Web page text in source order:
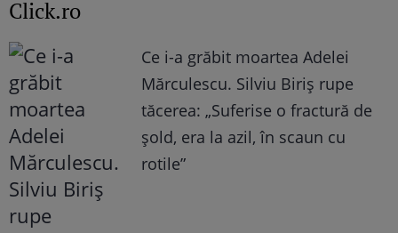
Click.ro
Ce i-a grăbit moartea Adelei
Mărculescu. Silviu Biriș rupe
tăcerea: „Suferise o fractură de
șold, era la azil, în scaun cu
rotile”